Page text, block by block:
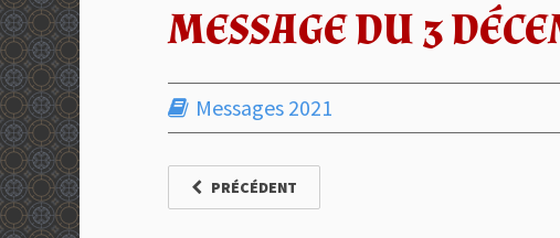
MESSAGE DU 3
Messages 2021
PRÉCÉDENT